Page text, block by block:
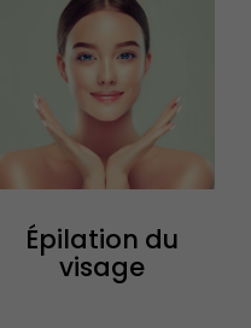
Épilation du
visage